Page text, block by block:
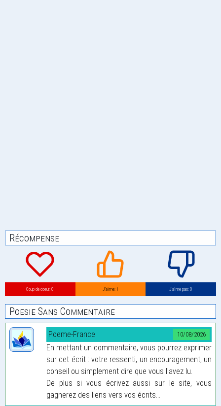
Récompense
Coup de coeur: 0 J’aime: 1 J’aime pas: 0
Poesie Sans Commentaire
10/08/2026
Poeme-France
En mettant un commentaire, vous pourrez exprimer
sur cet écrit : votre ressenti, un encouragement, un
conseil ou simplement dire que vous l'avez lu.
De plus si vous écrivez aussi sur le site, vous
gagnerez des liens vers vos écrits...